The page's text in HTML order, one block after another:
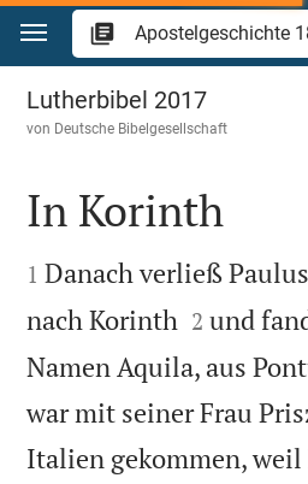
Zum Inhalt springen
Apostelgeschichte 18
Lutherbibel 2017
von Deutsche Bibelgesellschaft

In Korinth

1 Danach verließ
nach Korinth 

2 und
Namen Aquila, aus
war mit seiner Frau
Italien gekommen,